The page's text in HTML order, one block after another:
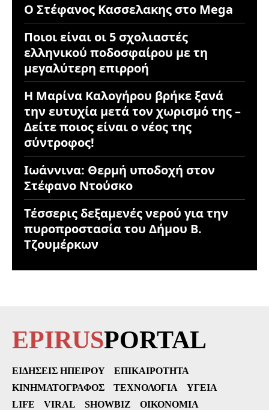
Ο Στέφανος Κασσελακης στο Mega
Ποιοι είναι οι 5 σχολιαστές
ελληνικού ποδοσφαίρου με τη
μεγαλύτερη επιρροή
Η Μαρίνα Καλογήρου βρήκε ξανά
την ευτυχία μετά τον χωρισμό της –
Δείτε ποιος είναι ο νέος της
σύντροφος!
Ιωάννινα: Θερμή υποδοχή στον
Στέφανο Ντούσκο
Τέσσερις δεξαμενές νερού για την
πυροπροστασία του Δήμου Β.
Τζουμέρκων
EPIRUSPORTAL
ΕΙΔΉΣΕΙΣ ΗΠΕΊΡΟΥ
ΕΠΙΚΑΙΡΌΤΗΤΑ
ΚΙΝΗΜΑΤΟΓΡΆΦΟΣ
ΤΕΧΝΟΛΟΓΊΑ
ΥΓΕΊΑ
LIFE
VIRAL SHOWBIZ
ΟΙΚΟΝΟΜΊΑ